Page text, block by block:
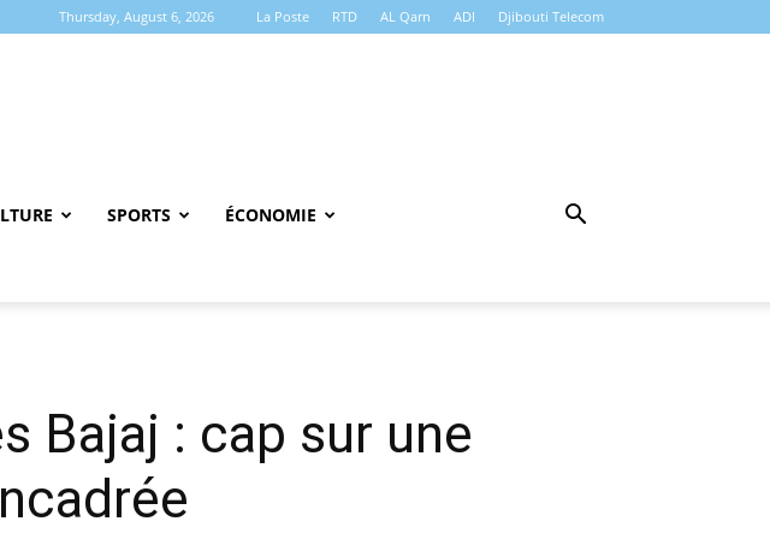
Thursday, August 6, 2026 La Poste RTD AL Qarn ADI Djibouti Telecom
SPORTS ÉCONOMIE
Bajaj : cap sur une